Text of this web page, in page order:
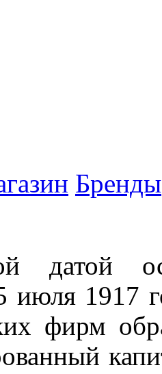
Бренды
датой
июля 1917
фирм